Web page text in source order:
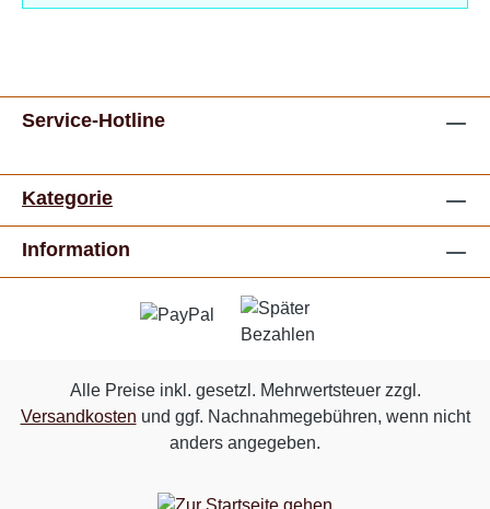
Service-Hotline
Kategorie
Information
Alle Preise inkl. gesetzl. Mehrwertsteuer zzgl.
Versandkosten und ggf. Nachnahmegebühren, wenn nicht
anders angegeben.